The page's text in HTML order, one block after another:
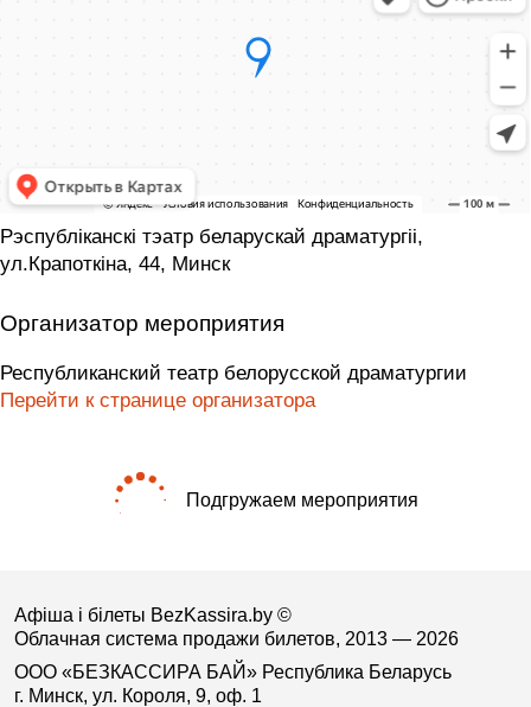
Рэспублiканскi тэатр беларускай драматургii,
ул.Крапоткіна, 44, Минск
Организатор мероприятия
Республиканский театр белорусской драматургии
Перейти к странице организатора
Подгружаем мероприятия
Афіша і білеты BezKassira.by ©
Облачная система продажи билетов, 2013 — 2026
ООО «БЕЗКАССИРА БАЙ» Республика Беларусь
г. Минск, ул. Короля, 9, оф. 1